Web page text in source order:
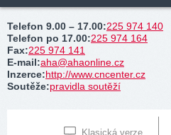
Telefon 9.00 – 17.00:225 974 140
Telefon po 17.00:225 974 164
Fax:225 974 141
E-mail:aha@ahaonline.cz
Inzerce:http://www.cncenter.cz
Soutěže:pravidla soutěží
Klasická verze